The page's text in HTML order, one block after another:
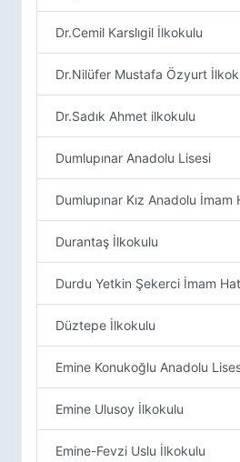
Dr.Cemil Karslıgil İlkokulu
Dr.Nilüfer Mustafa Özyurt
Dr.Sadık Ahmet ilkokulu
Dumlupınar Anadolu Lisesi
Dumlupınar Kız Anadolu İmam
Durantaş İlkokulu
Durdu Yetkin Şekerci İmam
Düztepe İlkokulu
Emine Konukoğlu Anadolu
Emine Ulusoy İlkokulu
Emine-Fevzi Uslu İlkokulu